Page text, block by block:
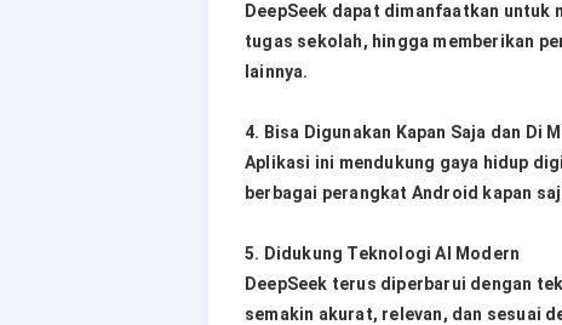
DeepSeek dapat dimanfaatkan untuk
tugas sekolah, hingga memberikan
lainnya.
4. Bisa Digunakan Kapan Saja dan Di
Aplikasi ini mendukung gaya hidup
berbagai perangkat Android kapan
5. Didukung Teknologi AI Modern
DeepSeek terus diperbarui dengan
semakin akurat, relevan, dan sesuai